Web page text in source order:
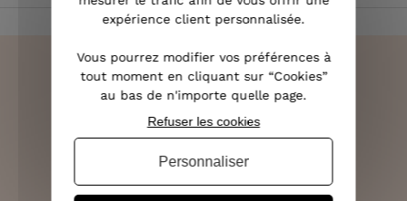
LIVRAISON RAPIDE
OFFERTE DÈS 70€
expérience client personnalisée.
Vous pourrez modifier vos préférences à
tout moment en cliquant sur “Cookies”
au bas de n'importe quelle page.
Refuser les cookies
Personnaliser